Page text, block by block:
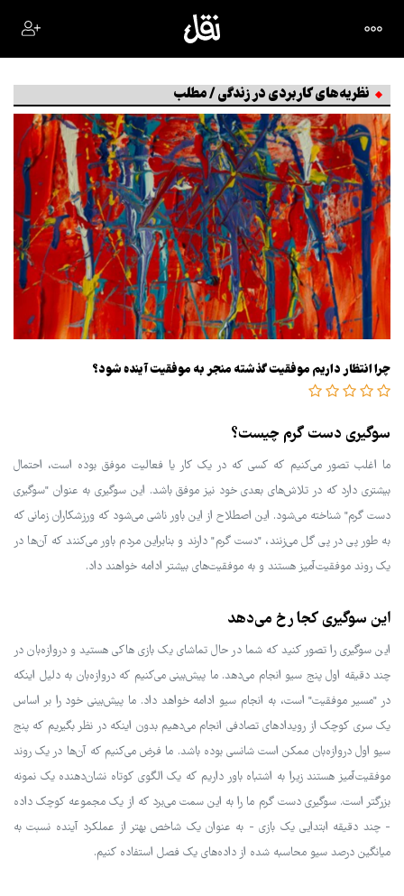
نظریه‌های کاربردی در زندگی / مطلب
چرا انتظار داریم موفقیت گذشته منجر به موفقیت آینده شود؟
سوگیری دست گرم چیست؟
ما اغلب تصور می‌کنیم که کسی که در یک کار یا فعالیت موفق بوده است، احتمال
بیشتری دارد که در تلاش‌های بعدی خود نیز موفق باشد. این سوگیری به عنوان "سوگیری
دست گرم" شناخته می‌شود. این اصطلاح از این باور ناشی می‌شود که ورزشکاران زمانی که
به طور پی در پی گل می‌زنند، "دست گرم" دارند و بنابراین مردم باور می‌کنند که آن‌ها در
یک روند موفقیت‌آمیز هستند و به موفقیت‌های بیشتر ادامه خواهند داد.
این سوگیری کجا رخ می‌دهد
این سوگیری را تصور کنید که شما در حال تماشای یک بازی هاکی هستید و دروازه‌بان در
چند دقیقه اول پنج سیو انجام می‌دهد. ما پیش‌بینی می‌کنیم که دروازه‌بان به دلیل اینکه
در "مسیر موفقیت" است، به انجام سیو ادامه خواهد داد. ما پیش‌بینی خود را بر اساس
یک سری کوچک از رویدادهای تصادفی انجام می‌دهیم بدون اینکه در نظر بگیریم که پنج
سیو اول دروازه‌بان ممکن است شانسی بوده باشد. ما فرض می‌کنیم که آن‌ها در یک روند
موفقیت‌آمیز هستند زیرا به اشتباه باور داریم که یک الگوی کوتاه نشان‌دهنده یک نمونه
بزرگتر است. سوگیری دست گرم ما را به این سمت می‌برد که از یک مجموعه کوچک داده
- چند دقیقه ابتدایی یک بازی - به عنوان یک شاخص بهتر از عملکرد آینده نسبت به
میانگین درصد سیو محاسبه شده از داده‌های یک فصل استفاده کنیم.